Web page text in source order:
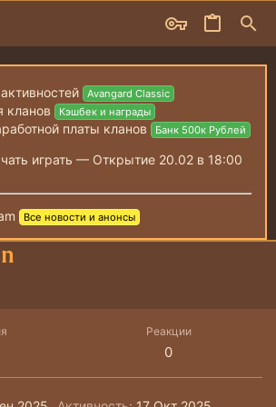
Avangard Classic
кланов Кэшбек и награды
платы кланов Банк 500к Рублей
играть — Открытие 20.02 в 18:00
Все новости и анонсы
Реакции
0